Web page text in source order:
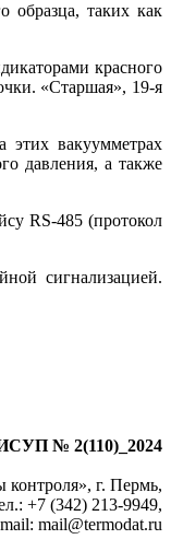
образца, таких как
красного
«Старшая», 19-я
вакуумметрах
давления, а также
RS-485 (протокол
сигнализацией.
№ 2(110)_2024
г. Пермь,
+7 (342) 213-9949,
mail@termodat.ru